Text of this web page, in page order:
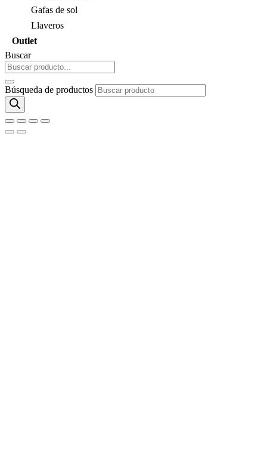
Gafas de sol
Llaveros
Outlet
Buscar
Búsqueda de productos